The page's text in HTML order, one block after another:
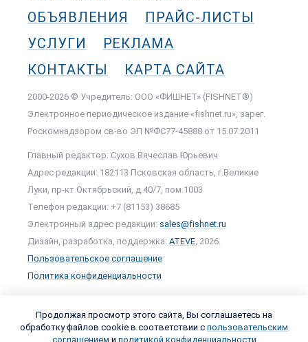
ОБЪЯВЛЕНИЯ
ПРАЙС-ЛИСТЫ
УСЛУГИ
РЕКЛАМА
КОНТАКТЫ
КАРТА САЙТА
2000-2026 © Учредитель: ООО «ФИШНЕТ» (FISHNET®)
Электронное периодическое издание «fishnet.ru», зарег.
Роскомнадзором cв-во ЭЛ №ФС77-45888 от 15.07.2011
Главный редактор: Сухов Вячеслав Юрьевич
Адрес редакции: 182113 Псковская область, г.Великие
Луки, пр-кт Октябрьский, д.40/7, пом.1003
Телефон редакции: +7 (81153) 38685
Электронный адрес редакции: sales@fishnet.ru
Дизайн, разработка, поддержка: ATEVE , 2026.
Пользовательское соглашение
Политика конфиденциальности
Продолжая просмотр этого сайта, Вы соглашаетесь на
обработку файлов cookie в соответствии с пользовательским
соглашением и политикой конфиденциальности